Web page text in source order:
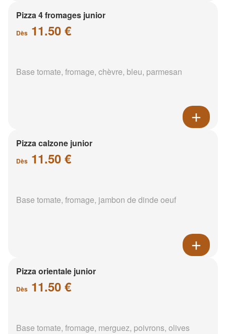
Pizza 4 fromages junior
Dès 11.50 €
Base tomate, fromage, chèvre, bleu, parmesan
Pizza calzone junior
Dès 11.50 €
Base tomate, fromage, jambon de dinde oeuf
Pizza orientale junior
Dès 11.50 €
Base tomate, fromage, merguez, poivrons, olives